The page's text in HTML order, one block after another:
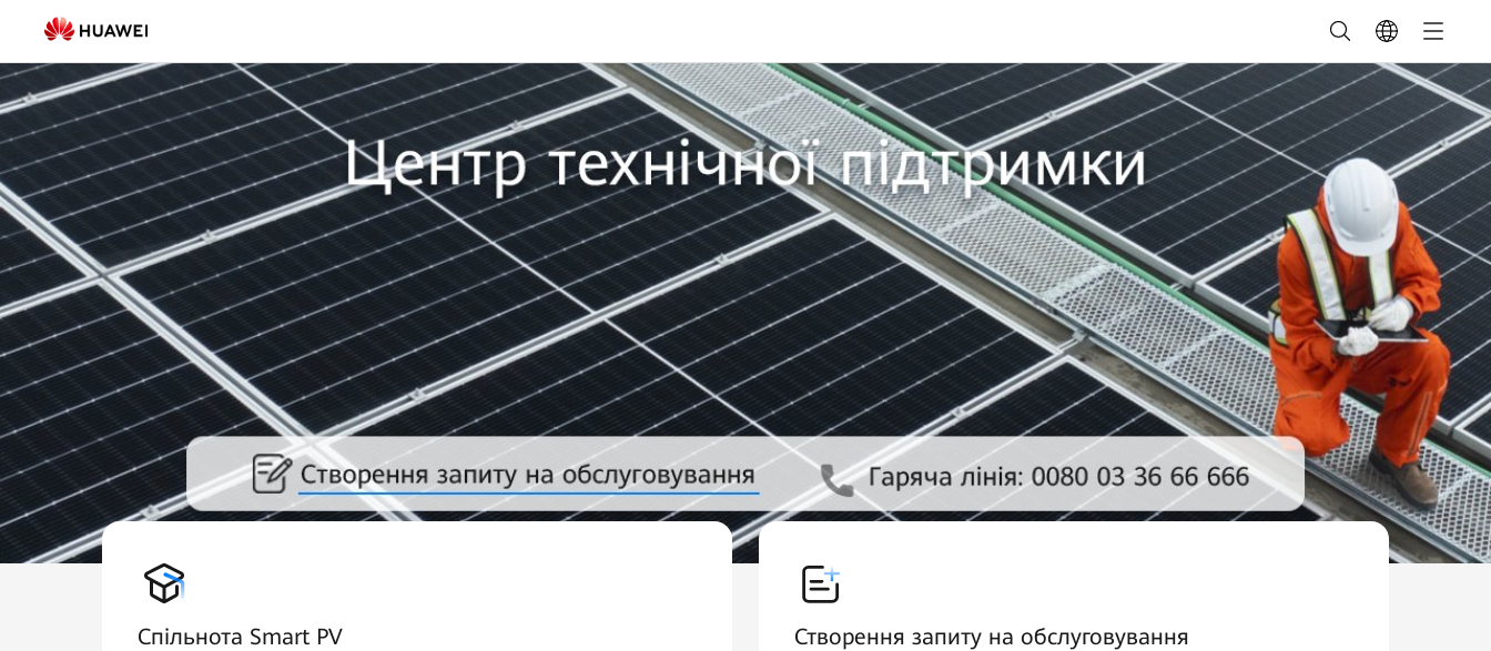
TSC
-
FusionSolar
Україна
Спільнота Smart PV Створення запиту на обслуговування